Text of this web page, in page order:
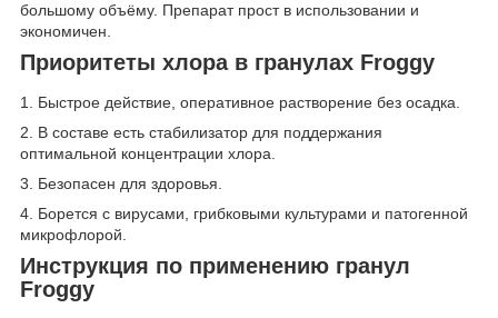
большому объёму. Препарат прост в использовании и
экономичен.
Приоритеты хлора в гранулах Froggy
1. Быстрое действие, оперативное растворение без осадка.
2. В составе есть стабилизатор для поддержания
оптимальной концентрации хлора.
3. Безопасен для здоровья.
4. Борется с вирусами, грибковыми культурами и патогенной
микрофлорой.
Инструкция по применению гранул
Froggy